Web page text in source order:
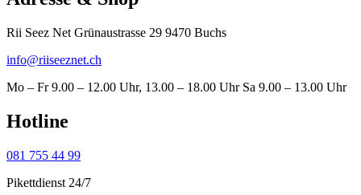
Rii Seez Net Grünaustrasse 29 9470 Buchs
info@riiseeznet.ch
Mo – Fr 9.00 – 12.00 Uhr, 13.00 – 18.00 Uhr Sa 9.00 – 13.00 Uhr
Hotline
081 755 44 99
Pikettdienst 24/7